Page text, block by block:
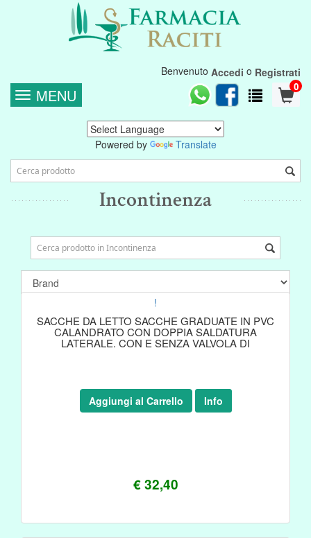
Benvenuto Accedi o Registrati
0
MENU
Powered by Translate
Incontinenza
!
SACCHE DA LETTO SACCHE GRADUATE IN PVC
CALANDRATO CON DOPPIA SALDATURA
LATERALE. CON E SENZA VALVOLA DI
€ 32,40
Aggiungi al Carrello Info